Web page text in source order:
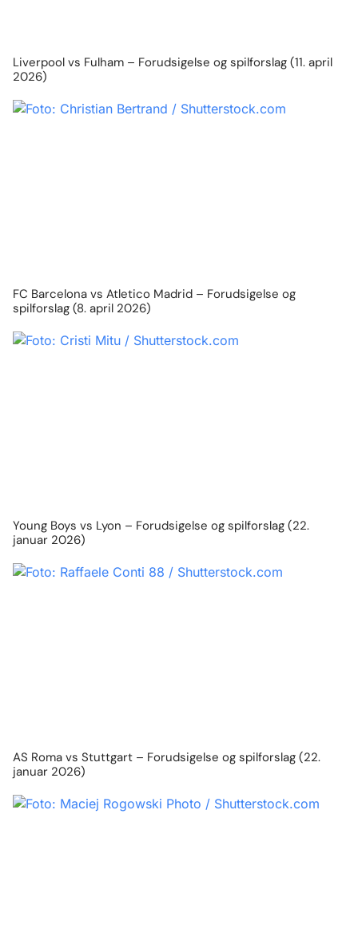
Liverpool vs Fulham – Forudsigelse og spilforslag (11. april
2026)
FC Barcelona vs Atletico Madrid – Forudsigelse og
spilforslag (8. april 2026)
Young Boys vs Lyon – Forudsigelse og spilforslag (22.
januar 2026)
AS Roma vs Stuttgart – Forudsigelse og spilforslag (22.
januar 2026)